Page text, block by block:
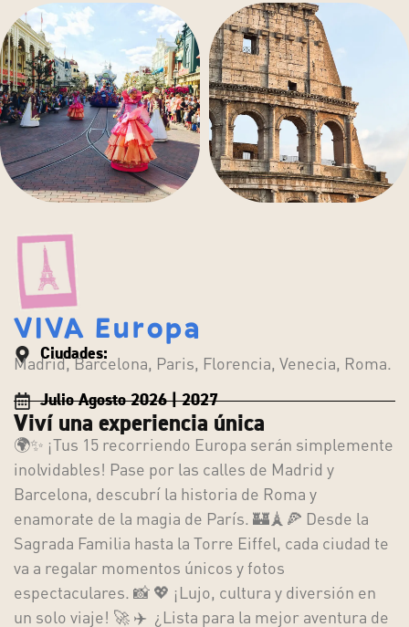
VIVA Europa
Ciudades:
Madrid, Barcelona, Paris, Florencia, Venecia, Roma.
Julio Agosto 2026 | 2027
Viví una experiencia única
🌍✨ ¡Tus 15 recorriendo Europa serán simplemente
inolvidables! Pase por las calles de Madrid y
Barcelona, descubrí la historia de Roma y
enamorate de la magia de París. 🏰🗼🍕 Desde la
Sagrada Familia hasta la Torre Eiffel, cada ciudad te
va a regalar momentos únicos y fotos
espectaculares. 📸 💖 ¡Lujo, cultura y diversión en
un solo viaje! 🚀 ✈️ ¿Lista para la mejor aventura de